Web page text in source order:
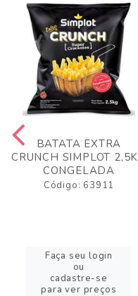
BATATA EXTRA
CRUNCH SIMPLOT
CONGELADA
Código: 63911
Faça seu login
ou
cadastre-se
para ver preços